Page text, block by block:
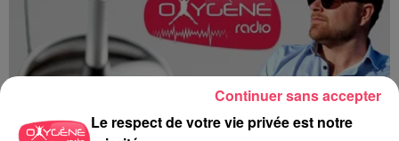
Le respect de votre vie privée est notre
Continuer sans accepter